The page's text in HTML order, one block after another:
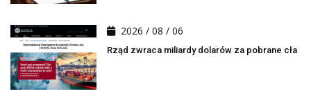
2026 / 08 / 06
Rząd zwraca miliardy dolarów za pobrane cła